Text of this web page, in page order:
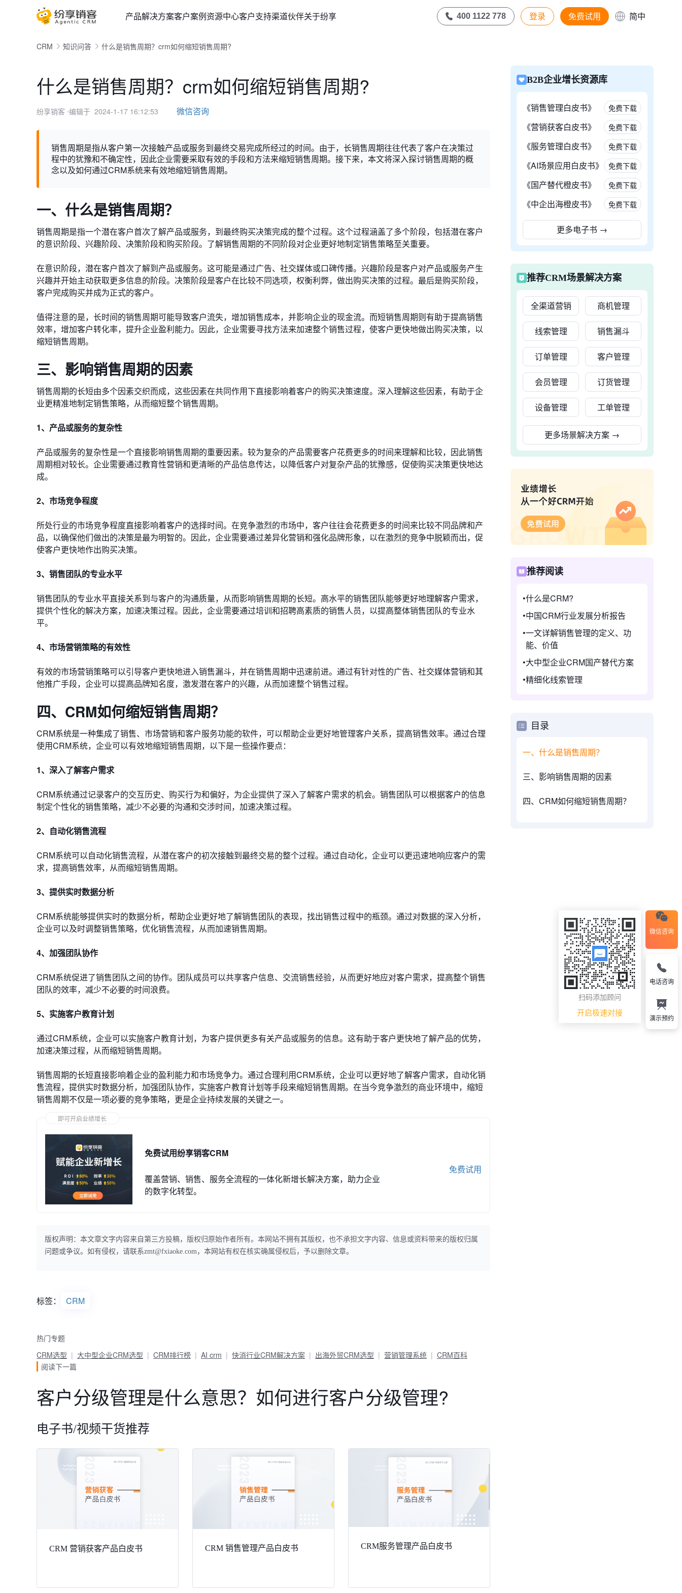
产品解决方案客户案例资源中心客户支持渠道伙伴关于纷享 400 1122 778 登录 免费试用 简中
CRM 知识问答 什么是销售周期？crm如何缩短销售周期?
什么是销售周期？crm如何缩短销售周期?
纷享销客 ⋅编辑于 2024-1-17 16:12:53 微信咨询
销售周期是指从客户第一次接触产品或服务到最终交易完成所经过的时间。由于，长销售周期往往代表了客户在决策过
程中的犹豫和不确定性，因此企业需要采取有效的手段和方法来缩短销售周期。接下来，本文将深入探讨销售周期的概
念以及如何通过CRM系统来有效地缩短销售周期。
一、什么是销售周期？
销售周期是指一个潜在客户首次了解产品或服务，到最终购买决策完成的整个过程。这个过程涵盖了多个阶段，包括潜在客户
的意识阶段、兴趣阶段、决策阶段和购买阶段。了解销售周期的不同阶段对企业更好地制定销售策略至关重要。
在意识阶段，潜在客户首次了解到产品或服务。这可能是通过广告、社交媒体或口碑传播。兴趣阶段是客户对产品或服务产生
兴趣并开始主动获取更多信息的阶段。决策阶段是客户在比较不同选项，权衡利弊，做出购买决策的过程。最后是购买阶段，
客户完成购买并成为正式的客户。
值得注意的是，长时间的销售周期可能导致客户流失，增加销售成本，并影响企业的现金流。而短销售周期则有助于提高销售
效率，增加客户转化率，提升企业盈利能力。因此，企业需要寻找方法来加速整个销售过程，使客户更快地做出购买决策，以
缩短销售周期。
三、影响销售周期的因素
销售周期的长短由多个因素交织而成，这些因素在共同作用下直接影响着客户的购买决策速度。深入理解这些因素，有助于企
业更精准地制定销售策略，从而缩短整个销售周期。
1、产品或服务的复杂性
产品或服务的复杂性是一个直接影响销售周期的重要因素。较为复杂的产品需要客户花费更多的时间来理解和比较，因此销售
周期相对较长。企业需要通过教育性营销和更清晰的产品信息传达，以降低客户对复杂产品的犹豫感，促使购买决策更快地达
成。
2、市场竞争程度
所处行业的市场竞争程度直接影响着客户的选择时间。在竞争激烈的市场中，客户往往会花费更多的时间来比较不同品牌和产
品，以确保他们做出的决策是最为明智的。因此，企业需要通过差异化营销和强化品牌形象，以在激烈的竞争中脱颖而出，促
使客户更快地作出购买决策。
3、销售团队的专业水平
销售团队的专业水平直接关系到与客户的沟通质量，从而影响销售周期的长短。高水平的销售团队能够更好地理解客户需求，
提供个性化的解决方案，加速决策过程。因此，企业需要通过培训和招聘高素质的销售人员，以提高整体销售团队的专业水
平。
4、市场营销策略的有效性
有效的市场营销策略可以引导客户更快地进入销售漏斗，并在销售周期中迅速前进。通过有针对性的广告、社交媒体营销和其
他推广手段，企业可以提高品牌知名度，激发潜在客户的兴趣，从而加速整个销售过程。
四、CRM如何缩短销售周期？
CRM系统是一种集成了销售、市场营销和客户服务功能的软件，可以帮助企业更好地管理客户关系，提高销售效率。通过合理
使用CRM系统，企业可以有效地缩短销售周期，以下是一些操作要点：
1、深入了解客户需求
CRM系统通过记录客户的交互历史、购买行为和偏好，为企业提供了深入了解客户需求的机会。销售团队可以根据客户的信息
制定个性化的销售策略，减少不必要的沟通和交涉时间，加速决策过程。
2、自动化销售流程
CRM系统可以自动化销售流程，从潜在客户的初次接触到最终交易的整个过程。通过自动化，企业可以更迅速地响应客户的需
求，提高销售效率，从而缩短销售周期。
3、提供实时数据分析
CRM系统能够提供实时的数据分析，帮助企业更好地了解销售团队的表现，找出销售过程中的瓶颈。通过对数据的深入分析，
企业可以及时调整销售策略，优化销售流程，从而加速销售周期。
4、加强团队协作
CRM系统促进了销售团队之间的协作。团队成员可以共享客户信息、交流销售经验，从而更好地应对客户需求，提高整个销售
团队的效率，减少不必要的时间浪费。
5、实施客户教育计划
通过CRM系统，企业可以实施客户教育计划，为客户提供更多有关产品或服务的信息。这有助于客户更快地了解产品的优势，
加速决策过程，从而缩短销售周期。
销售周期的长短直接影响着企业的盈利能力和市场竞争力。通过合理利用CRM系统，企业可以更好地了解客户需求，自动化销
售流程，提供实时数据分析，加强团队协作，实施客户教育计划等手段来缩短销售周期。在当今竞争激烈的商业环境中，缩短
销售周期不仅是一项必要的竞争策略，更是企业持续发展的关键之一。
即可开启业绩增长
免费试用纷享销客CRM
覆盖营销、销售、服务全流程的一体化新增长解决方案，助力企业
的数字化转型。
免费试用
版权声明：本文章文字内容来自第三方投稿，版权归原始作者所有。本网站不拥有其版权，也不承担文字内容、信息或资料带来的版权归属
问题或争议。如有侵权，请联系zmt@fxiaoke.com，本网站有权在核实确属侵权后，予以删除文章。
标签： CRM
热门专题
CRM选型
大中型企业CRM选型 CRM排行榜 AI crm 快消行业CRM解决方案 出海外贸CRM选型 营销管理系统
CRM百科
阅读下一篇
客户分级管理是什么意思？如何进行客户分级管理?
电子书/视频干货推荐
CRM 营销获客产品白皮书 CRM 销售管理产品白皮书 CRM服务管理产品白皮书
B2B企业增长资源库
《销售管理白皮书》 免费下载
《营销获客白皮书》 免费下载
《服务管理白皮书》 免费下载
《AI场景应用白皮书》 免费下载
《国产替代橙皮书》 免费下载
《中企出海橙皮书》 免费下载
更多电子书 →
推荐CRM场景解决方案
全渠道营销 商机管理
线索管理 销售漏斗
订单管理 客户管理
会员管理 订货管理
设备管理 工单管理
更多场景解决方案 →
推荐阅读
什么是CRM?
中国CRM行业发展分析报告
一文详解销售管理的定义、功
能、价值
大中型企业CRM国产替代方案
精细化线索管理
目录
一、什么是销售周期？
三、影响销售周期的因素
四、CRM如何缩短销售周期？
微信咨询
扫码添加顾问
开启极速对接
电话咨询
演示预约